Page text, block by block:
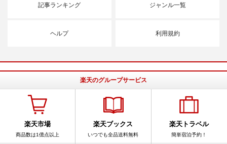
記事ランキング ジャンル一覧
ヘルプ 利用規約
楽天のグループサービス
楽天市場
商品数は1億点以上
楽天ブックス
いつでも全品送料無料
楽天トラベル
簡単宿泊予約！